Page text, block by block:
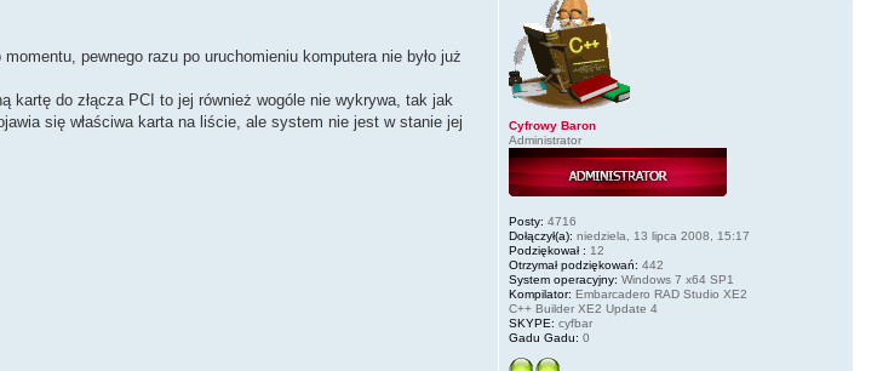
pewnego razu po uruchomieniu komputera nie było już
kartę do złącza PCI to jej również wogóle nie wykrywa, tak jak
się właściwa karta na liście, ale system nie jest w stanie jej
Cyfrowy Baron
Administrator
Posty: 4716
Dołączył(a): niedziela, 13 lipca 2008, 15:17
Podziękował : 12
Otrzymał podziękowań: 442
System operacyjny: Windows 7 x64 SP1
Kompilator: Embarcadero RAD Studio XE2
C++ Builder XE2 Update 4
SKYPE: cyfbar
Gadu Gadu: 0